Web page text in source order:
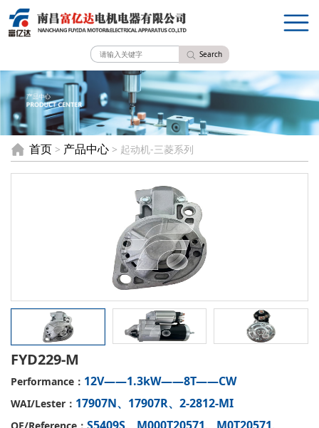
Search
首页 > 产品中心 > 起动机-三菱系列
FYD229-M
Performance： 12V——1.3kW——8T——CW
WAI/Lester： 17907N、17907R、2-2812-MI
OE/Reference： S5409S、M000T20571、M0T20571、